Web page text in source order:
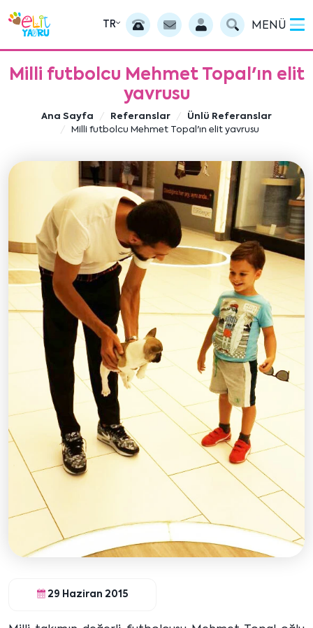
TR MENÜ
Milli futbolcu Mehmet Topal'ın elit
yavrusu
Ana Sayfa Referanslar
Ünlü Referanslar
Milli futbolcu Mehmet Topal'ın elit yavrusu
29 Haziran 2015